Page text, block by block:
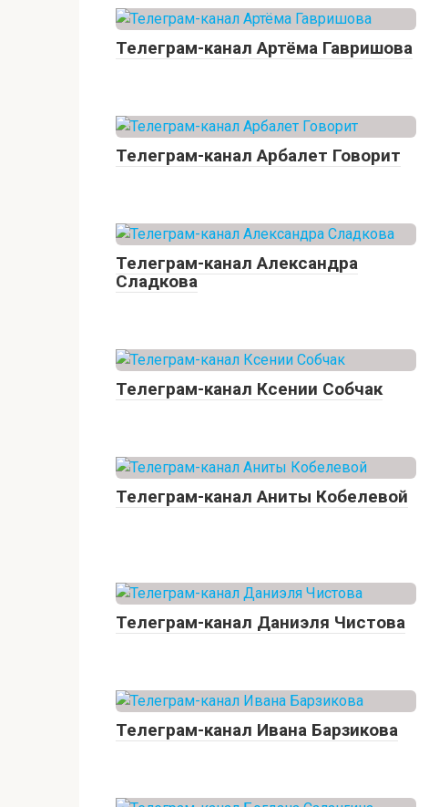
Телеграм-канал Артёма Гавришова
Телеграм-канал Арбалет Говорит
Телеграм-канал Александра
Сладкова
Телеграм-канал Ксении Собчак
Телеграм-канал Аниты Кобелевой
Телеграм-канал Даниэля Чистова
Телеграм-канал Ивана Барзикова